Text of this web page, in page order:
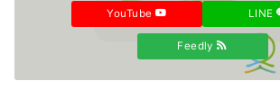
YouTube LINE
Feedly